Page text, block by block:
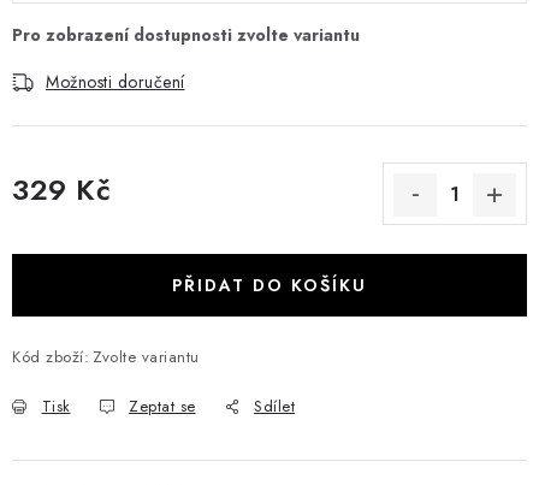
Možnosti doručení
329 Kč
PŘIDAT DO KOŠÍKU
Kód zboží: Zvolte variantu
Tisk Zeptat se Sdílet